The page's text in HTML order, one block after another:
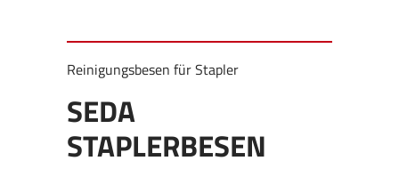
Reinigungsbesen für Stapler
SEDA
STAPLERBESEN